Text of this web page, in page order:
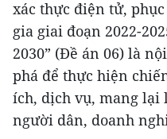
xác thực điện tử,
gia giai đoạn 2022-
2030” (Đề án 06) là
phá để thực hiện
ích, dịch vụ, mang lại
người dân, doanh